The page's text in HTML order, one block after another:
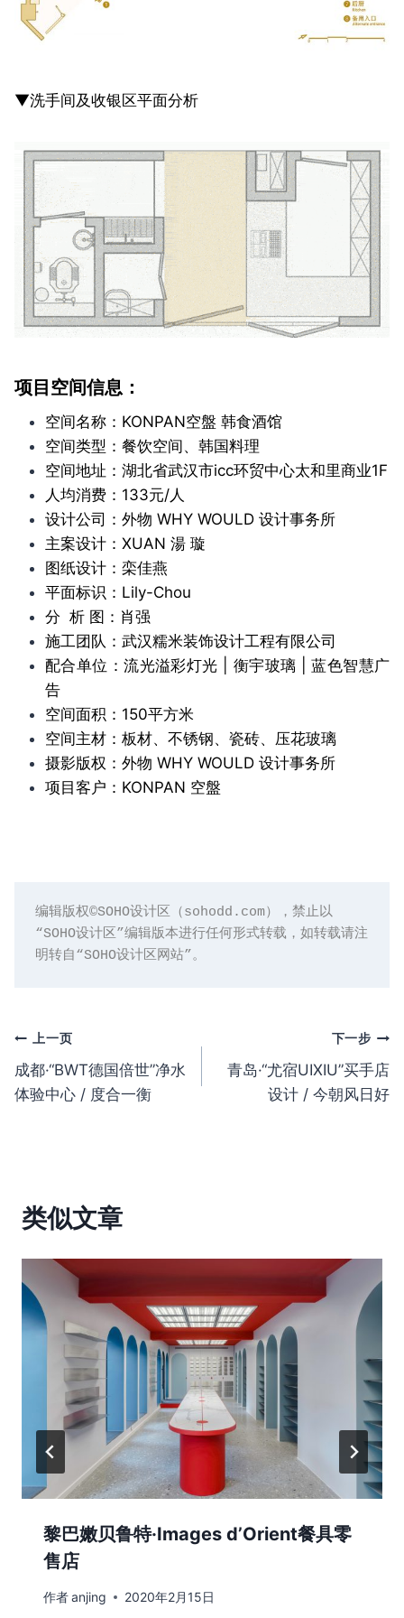
▼洗手间及收银区平面分析
项目空间信息：
空间名称：KONPAN空盤 韩食酒馆
空间类型：餐饮空间、韩国料理
空间地址：湖北省武汉市icc环贸中心太和里商业1F
人均消费：133元/人
设计公司：外物 WHY WOULD 设计事务所
主案设计：XUAN 湯 璇
图纸设计：栾佳燕
平面标识：Lily-Chou
分 析 图：肖强
施工团队：武汉糯米装饰设计工程有限公司
配合单位：流光溢彩灯光 | 衡宇玻璃 | 蓝色智慧广
告
空间面积：150平方米
空间主材：板材、不锈钢、瓷砖、压花玻璃
摄影版权：外物 WHY WOULD 设计事务所
项目客户：KONPAN 空盤
编辑版权©️SOHO设计区（sohodd.com），禁止以
“SOHO设计区”编辑版本进行任何形式转载，如转载请注
明转自“SOHO设计区网站”。
文
章
上一页
成都·“BWT德国倍世”净水
体验中心 / 度合一衡
下一步
青岛·“尤宿UIXIU”买手店
设计 / 今朝风日好
类似文章
黎巴嫩贝鲁特·Images d’Orient餐具零
售店
作者anjing 2020年2月15日